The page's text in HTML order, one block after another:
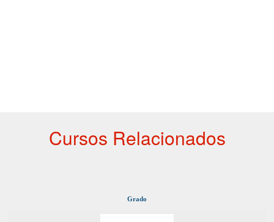
Cursos Relacionados
Grado